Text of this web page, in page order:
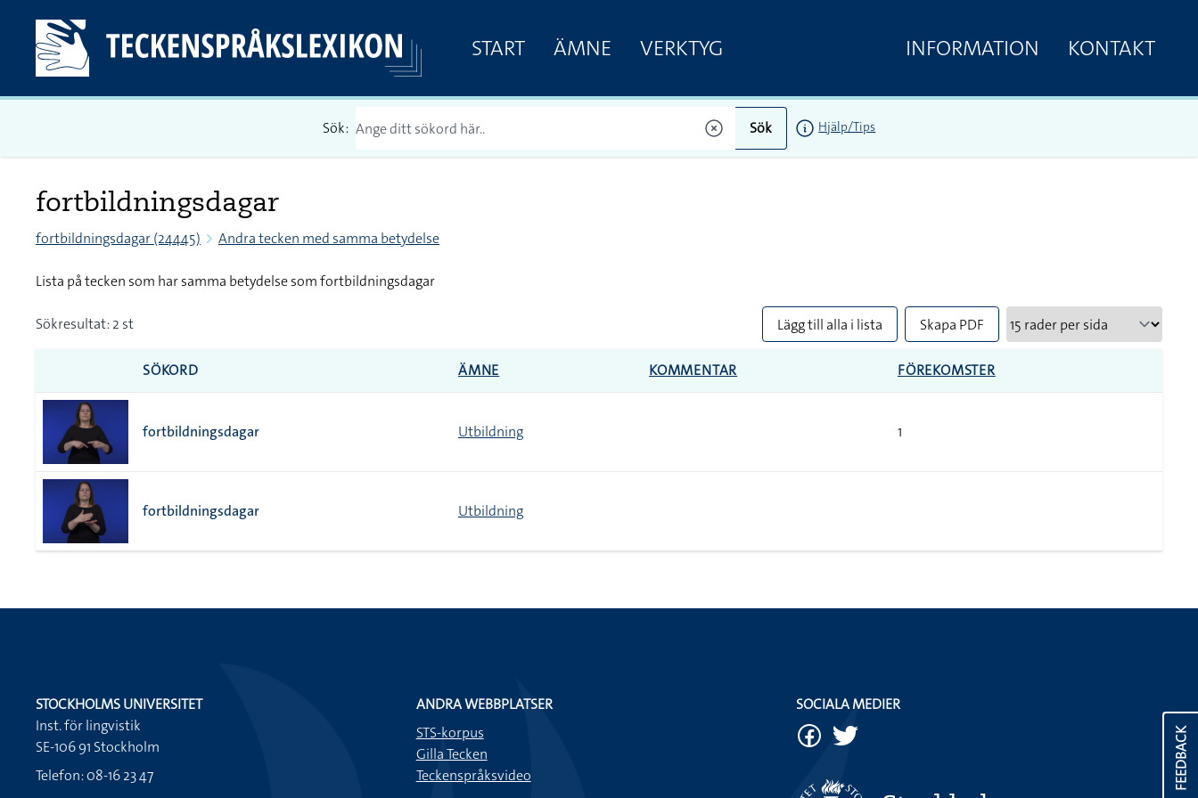
START ÄMNE VERKTYG INFORMATION KONTAKT
Sök: Sök Hjälp/Tips
fortbildningsdagar
fortbildningsdagar (24445) Andra tecken med samma betydelse
Lista på tecken som har samma betydelse som fortbildningsdagar
Sökresultat: 2 st Lägg till alla i lista Skapa PDF
SÖKORD ÄMNE KOMMENTAR FÖREKOMSTER
fortbildningsdagar Utbildning 1
fortbildningsdagar Utbildning
FEEDBACK
STOCKHOLMS UNIVERSITET
Inst. för lingvistik
SE-106 91 Stockholm
Telefon: 08-16 23 47
ANDRA WEBBPLATSER
STS-korpus
Gilla Tecken
Teckenspråksvideo
SOCIALA MEDIER